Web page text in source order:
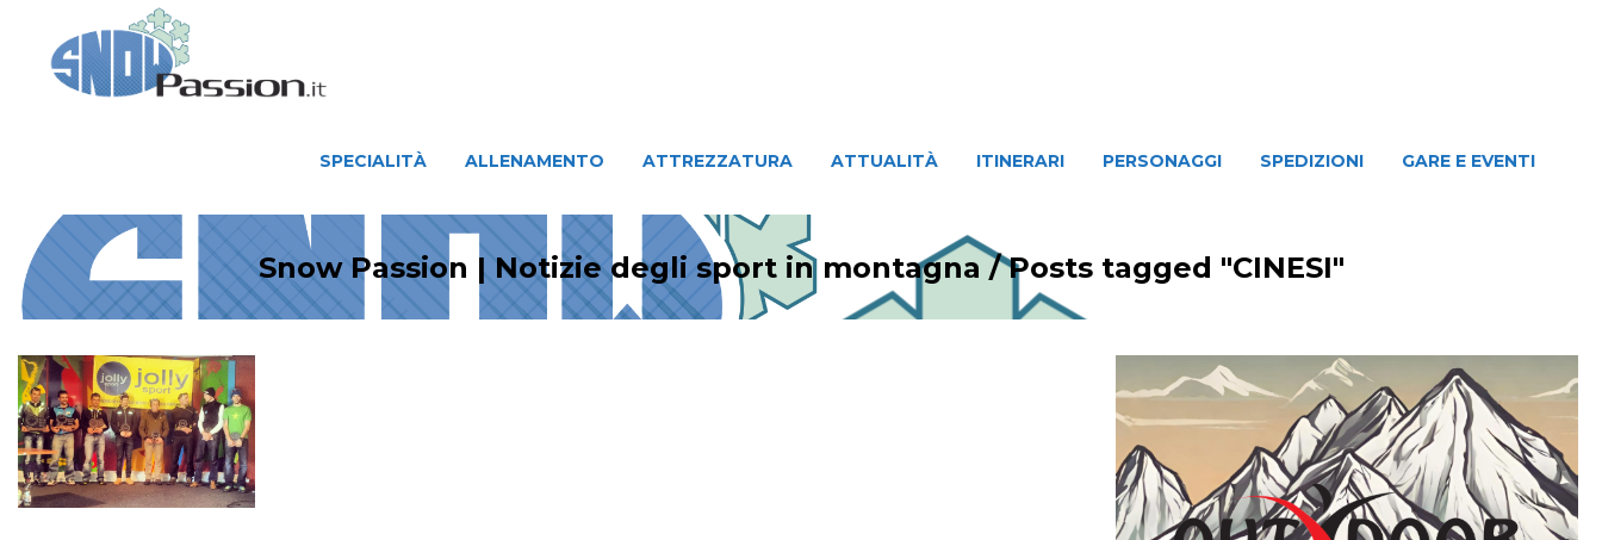
SPECIALITÀ ALLENAMENTO ATTREZZATURA ATTUALITÀ ITINERARI PERSONAGGI SPEDIZIONI GARE E EVENTI
Snow Passion | Notizie degli sport in montagna /Posts tagged "CINESI"